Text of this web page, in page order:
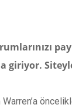
giriyor.